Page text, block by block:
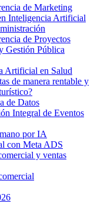
de Marketing
Inteligencia Artificial
de Proyectos
Gestión Pública
Artificial en Salud
de manera rentable y
de Datos
Integral de Eventos
por IA​
con Meta ADS
y ventas